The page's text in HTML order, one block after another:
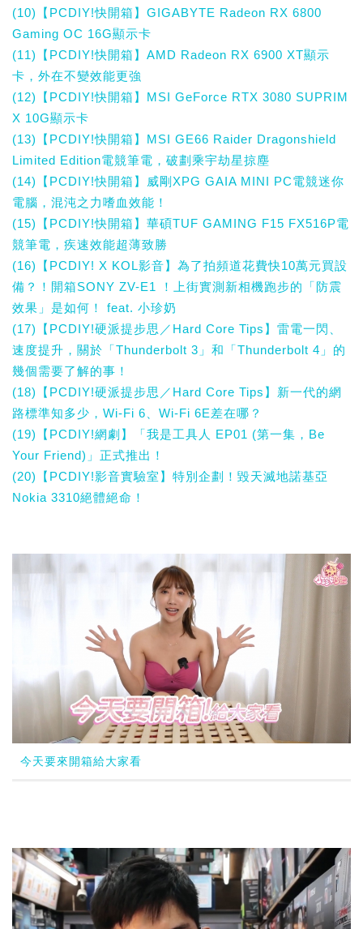
(10)【PCDIY!快開箱】GIGABYTE Radeon RX 6800
Gaming OC 16G顯示卡
(11)【PCDIY!快開箱】AMD Radeon RX 6900 XT顯示
卡，外在不變效能更強
(12)【PCDIY!快開箱】MSI GeForce RTX 3080 SUPRIM
X 10G顯示卡
(13)【PCDIY!快開箱】MSI GE66 Raider Dragonshield
Limited Edition電競筆電，破劃乘宇劫星掠塵
(14)【PCDIY!快開箱】威剛XPG GAIA MINI PC電競迷你
電腦，混沌之力嗜血效能！
(15)【PCDIY!快開箱】華碩TUF GAMING F15 FX516P電
競筆電，疾速效能超薄致勝
(16)【PCDIY! X KOL影音】為了拍頻道花費快10萬元買設
備？！開箱SONY ZV-E1 ！上街實測新相機跑步的「防震
效果」是如何！ feat. 小珍奶
(17)【PCDIY!硬派提步思／Hard Core Tips】雷電一閃、
速度提升，關於「Thunderbolt 3」和「Thunderbolt 4」的
幾個需要了解的事！
(18)【PCDIY!硬派提步思／Hard Core Tips】新一代的網
路標準知多少，Wi-Fi 6、Wi-Fi 6E差在哪？
(19)【PCDIY!網劇】「我是工具人 EP01 (第一集，Be
Your Friend)」正式推出！
(20)【PCDIY!影音實驗室】特別企劃！毀天滅地諾基亞
Nokia 3310絕體絕命！
今天要來開箱給大家看